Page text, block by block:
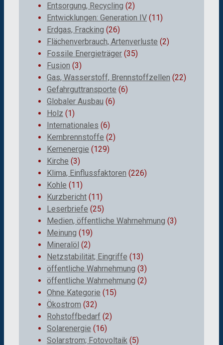
Entsorgung, Recycling (2)
Entwicklungen: Generation IV (11)
Erdgas, Fracking (26)
Flächenverbrauch, Artenverluste (2)
Fossile Energieträger (35)
Fusion (3)
Gas, Wasserstoff, Brennstoffzellen (22)
Gefahrguttransporte (6)
Globaler Ausbau (6)
Holz (1)
Internationales (6)
Kernbrennstoffe (2)
Kernenergie (129)
Kirche (3)
Klima, Einflussfaktoren (226)
Kohle (11)
Kurzbericht (11)
Leserbriefe (25)
Medien, öffentliche Wahrnehmung (3)
Meinung (19)
Mineralöl (2)
Netzstabilität; Eingriffe (13)
öffentliche Wahrnehmung (3)
öffentliche Wahrnehmung (2)
Ohne Kategorie (15)
Ökostrom (32)
Rohstoffbedarf (2)
Solarenergie (16)
Solarstrom; Fotovoltaik (5)